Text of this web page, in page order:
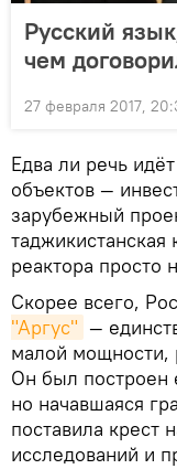
Русский
чем
27 февраля 2017,
Едва ли речь
объектов —
зарубежный
таджикистанская
реактора просто
Скорее всего,
"Аргус" —
малой мощности,
Он был
но начавшаяся
поставила крест
исследований и